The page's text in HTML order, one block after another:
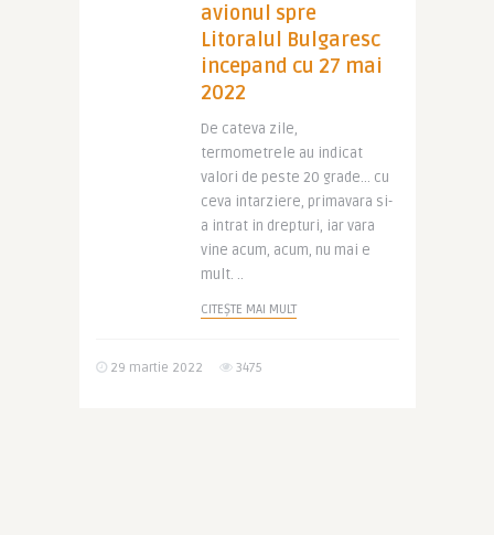
avionul spre
Litoralul Bulgaresc
incepand cu 27 mai
2022
De cateva zile,
termometrele au indicat
valori de peste 20 grade… cu
ceva intarziere, primavara si-
a intrat in drepturi, iar vara
vine acum, acum, nu mai e
mult. ..
CITEȘTE MAI MULT
29 martie 2022 3475